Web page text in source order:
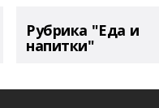
Рубрика "Еда и
напитки"